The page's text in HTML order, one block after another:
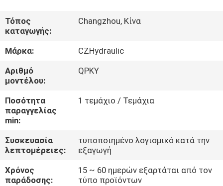
ΣΧΕΤΙΚΆ
ΜΕ
ΕΜΆΣ
ΕΠΙΣΚΕΨΉ
ΕΡΓΟΣΤΑΣΊΟΥ
ΈΛΕΓΧΟΣ
ΠΟΙΌΤΗΤΑΣ
Τόπος
καταγωγής:
Changzhou, Κίνα
Μάρκα:
CZHydraulic
Αριθμό
μοντέλου:
QPKY
Ποσότητα
παραγγελίας
min:
1 τεμάχιο / Τεμάχια
Συσκευασία
λεπτομέρειες:
τυποποιημένο λογισμικό κατά την
εξαγωγή
Χρόνος
παράδοσης:
15 ~ 60 ημερών εξαρτάται από τον
τύπο προϊόντων